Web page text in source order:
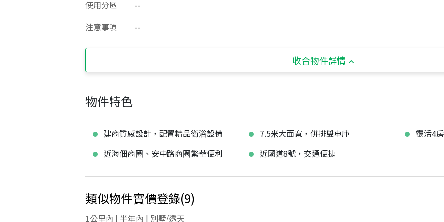
使用分區
--
注意事項
--
收合物件詳情
物件特色
建商質感設計，配置精品衛浴設備 7.5米大面寬，併排雙車庫
靈活4
近海佃商圈、安中路商圈繁華便利
近國道8號，交通便捷
類似物件實價登錄(9)
1公里內 | 半年內 | 別墅/透天